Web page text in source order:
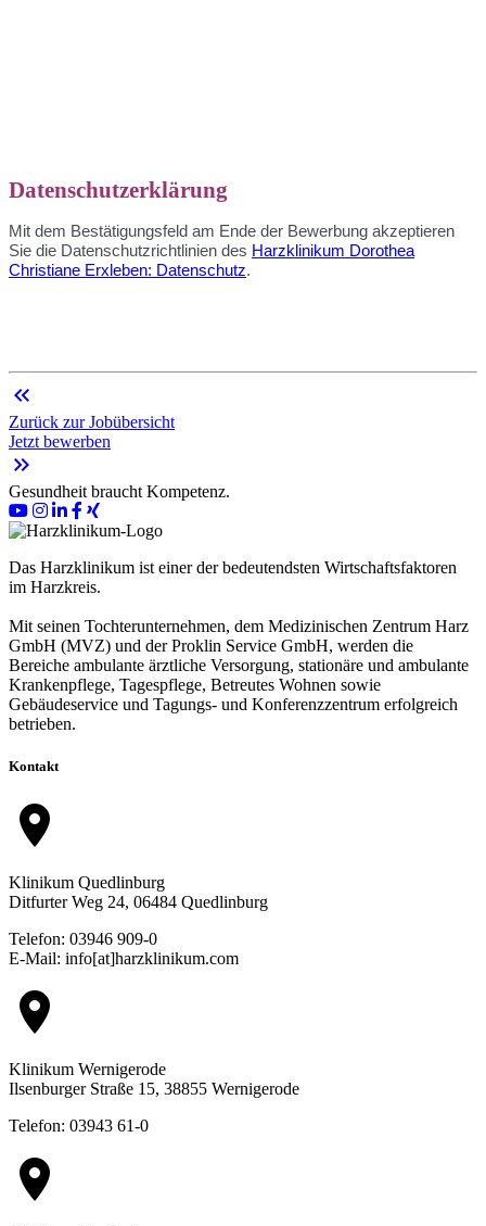
Datenschutzerklärung
Mit dem Bestätigungsfeld am Ende der Bewerbung akzeptieren
Sie die Datenschutzrichtlinien des Harzklinikum Dorothea
Christiane Erxleben: Datenschutz.
keyboard_double_arrow_left
Zurück zur Jobübersicht
Jetzt bewerben
keyboard_double_arrow_right
Gesundheit braucht Kompetenz.
Das Harzklinikum ist einer der bedeutendsten Wirtschaftsfaktoren
im Harzkreis.
Mit seinen Tochterunternehmen, dem Medizinischen Zentrum Harz
GmbH (MVZ) und der Proklin Service GmbH, werden die
Bereiche ambulante ärztliche Versorgung, stationäre und ambulante
Krankenpflege, Tagespflege, Betreutes Wohnen sowie
Gebäudeservice und Tagungs- und Konferenzzentrum erfolgreich
betrieben.
Kontakt
location_on
Klinikum Quedlinburg
Ditfurter Weg 24, 06484 Quedlinburg
Telefon: 03946 909-0
E-Mail: info[at]harzklinikum.com
location_on
Klinikum Wernigerode
Ilsenburger Straße 15, 38855 Wernigerode
Telefon: 03943 61-0
location_on